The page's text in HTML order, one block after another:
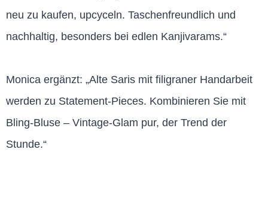
neu zu kaufen, upcyceln. Taschenfreundlich und
nachhaltig, besonders bei edlen Kanjivarams.“
Monica ergänzt: „Alte Saris mit filigraner Handarbeit
werden zu Statement-Pieces. Kombinieren Sie mit
Bling-Bluse – Vintage-Glam pur, der Trend der
Stunde.“